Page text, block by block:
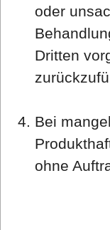
oder
Dritten
Bei
ohne